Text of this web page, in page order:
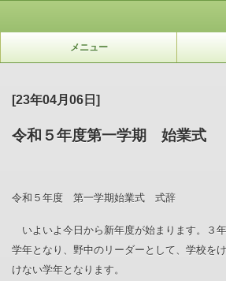
メニュー
[23年04月06日]
令和５年度第一学期 始業式
令和５年度 第一学期始業式 式辞
いよいよ今日から新年度が始まります。３
学年となり、野中のリーダーとして、学校を
けない学年となります。